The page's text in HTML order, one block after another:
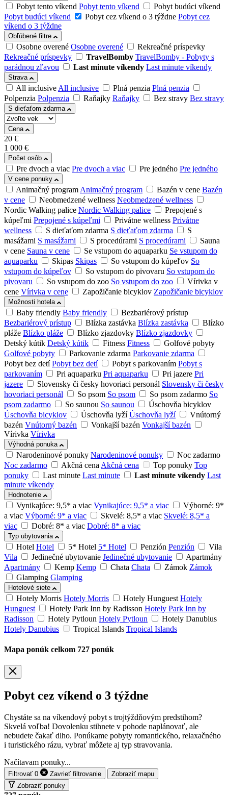
Pobyt tento víkend Pobyt tento víkend
Pobyt budúci víkend
Pobyt budúci víkend
Pobyt cez víkend o 3 týždne Pobyt cez
víkend o 3 týždne
Obľúbené filtre
Osobne overené Osobne overené
Rekreačné príspevky
Rekreačné príspevky
TravelBomby TravelBomby - Pobyty s
parádnou zľavou
Last minute víkendy Last minute víkendy
Strava
All inclusiveAll inclusive Plná penzia Plná penzia
Polpenzia Polpenzia Raňajky Raňajky Bez stravy Bez stravy
S dieťaťom zdarma
Cena
20 €
1 000 €
Počet osôb
Pre dvoch a viac Pre dvoch a viac Pre jedného Pre jedného
V cene ponuky
Animačný programAnimačný program Bazén v cene Bazén
v cene
Neobmedzené wellness Neobmedzené wellness
Nordic Walking palice Nordic Walking palice
Prepojené s
kúpeľmi Prepojené s kúpeľmi Privátne wellness Privátne
wellness
S dieťaťom zdarma S dieťaťom zdarma
S
masážami S masážami S procedúrami S procedúrami
Sauna
v cene Sauna v cene Se vstupom do aquaparku Se vstupom do
aquaparku
Skipas Skipas So vstupom do kúpeľov So
vstupom do kúpeľov
So vstupom do pivovaru So vstupom do
pivovaru
So vstupom do zoo So vstupom do zoo
Vírivka v
cene Vírivka v cene Zapožičanie bicyklov Zapožičanie bicyklov
Možnosti hotela
Baby friendly Baby friendly
Bezbariérový prístup
Bezbariérový prístup
Blízka zastávka Blízka zastávka
Blízko
pláže Blízko pláže Blízko zjazdovky Blízko zjazdovky
Detský kútik Detský kútik Fitness Fitness
Golfové pobyty
Golfové pobyty
Parkovanie zdarma Parkovanie zdarma
Pobyt bez detí Pobyt bez detí Pobyt s parkovaním Pobyt s
parkovaním
Pri aquaparku Pri aquaparku Pri jazere Pri
jazere
Slovensky či česky hovoriaci personál Slovensky či česky
hovoriaci personál
So psom So psom So psom zadarmo So
psom zadarmo
So saunou So saunou
Úschovňa bicyklov
Úschovňa bicyklov
Úschovňa lyží Úschovňa lyží
Vnútorný
bazén Vnútorný bazén Vonkajší bazén Vonkajší bazén
Vírivka Vírivka
Výhodná ponuka
Narodeninové ponuky Narodeninové ponuky
Noc zadarmo
Noc zadarmo
Akčná cenaAkčná cena Top ponuky Top
ponuky
Last minute Last minute Last minute víkendy Last
minute víkendy
Hodnotenie
Vynikajúce: 9,5* a viac Vynikajúce: 9,5* a viac
Výborné: 9*
a viac Výborné: 9* a viac Skvelé: 8,5* a viac Skvelé: 8,5* a
viac
Dobré: 8* a viac Dobré: 8* a viac
Typ ubytovania
Hotel Hotel 5* Hotel 5* Hotel Penzión Penzión
Vila
Vila
Jedinečné ubytovanie Jedinečné ubytovanie
Apartmány
Apartmány
Kemp Kemp Chata Chata Zámok Zámok
Glamping Glamping
Hotelové siete
Hotely Morris Hotely Morris Hotely Hunguest Hotely
Hunguest
Hotely Park Inn by Radisson Hotely Park Inn by
Radisson
Hotely Pytloun Hotely Pytloun
Hotely Danubius
Hotely Danubius
Tropical Islands Tropical Islands
Mapa ponúk celkom 727 ponúk
Pobyt cez víkend o 3 týždne
Chystáte sa na víkendový pobyt s trojtýždňovým predstihom?
Skvelá voľba! Dovolenku stihnete v pohode naplánovať, ale
nebudete čakať dlho. Ponúkame pobyty romantického, relaxačného
i turistického rázu, vybrať môžete aj typ stravovania.
Načítavam ponuky...
Filtrovať 0 Zavrieť filtrovanie
Zobraziť mapu
Zobraziť ponuky